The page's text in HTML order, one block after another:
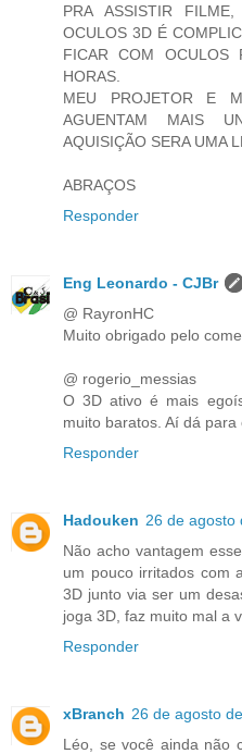
PRA ASSISTIR
OCULOS 3D É
FICAR COM OCULOS
HORAS.
MEU PROJETOR E
AGUENTAM MAIS
AQUISIÇÃO SERA UMA
ABRAÇOS
Responder
Eng Leonardo - CJBr
@ RayronHC
Muito obrigado pelo
@ rogerio_messias
O 3D ativo é mais
muito baratos. Aí dá para
Responder
Hadouken 26 de agosto
Não acho vantagem
um pouco irritados com
3D junto via ser um
joga 3D, faz muito mal a
Responder
xBranch 26 de agosto
Léo, se você ainda não